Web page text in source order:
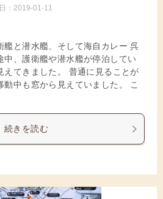
： 2019-01-11
艦と潜水艦、そして海自カレー 呉
中、護衛艦や潜水艦が停泊してい
えてきました。 普通に見ることが
動中も窓から見えていました。 こ
続きを読む